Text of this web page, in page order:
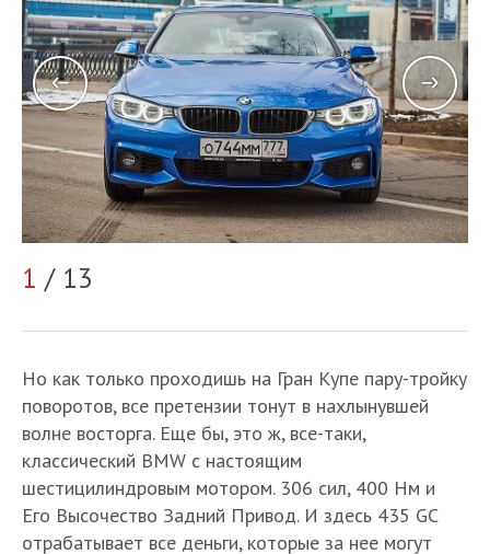
1 / 13
Но как только проходишь на Гран Купе пару-тройку
поворотов, все претензии тонут в нахлынувшей
волне восторга. Еще бы, это ж, все-таки,
классический BMW с настоящим
шестицилиндровым мотором. 306 сил, 400 Нм и
Его Высочество Задний Привод. И здесь 435 GC
отрабатывает все деньги, которые за нее могут